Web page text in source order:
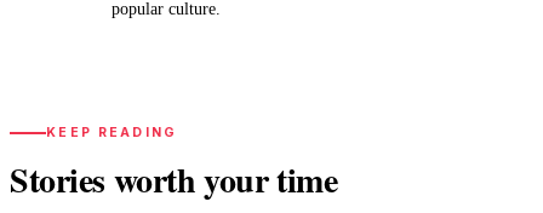
popular culture.
KEEP READING
Stories worth your time